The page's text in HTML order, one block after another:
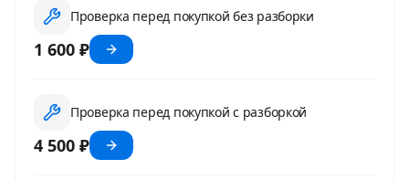
Проверка перед покупкой без разборки
1 600 ₽
Проверка перед покупкой с разборкой
4 500 ₽